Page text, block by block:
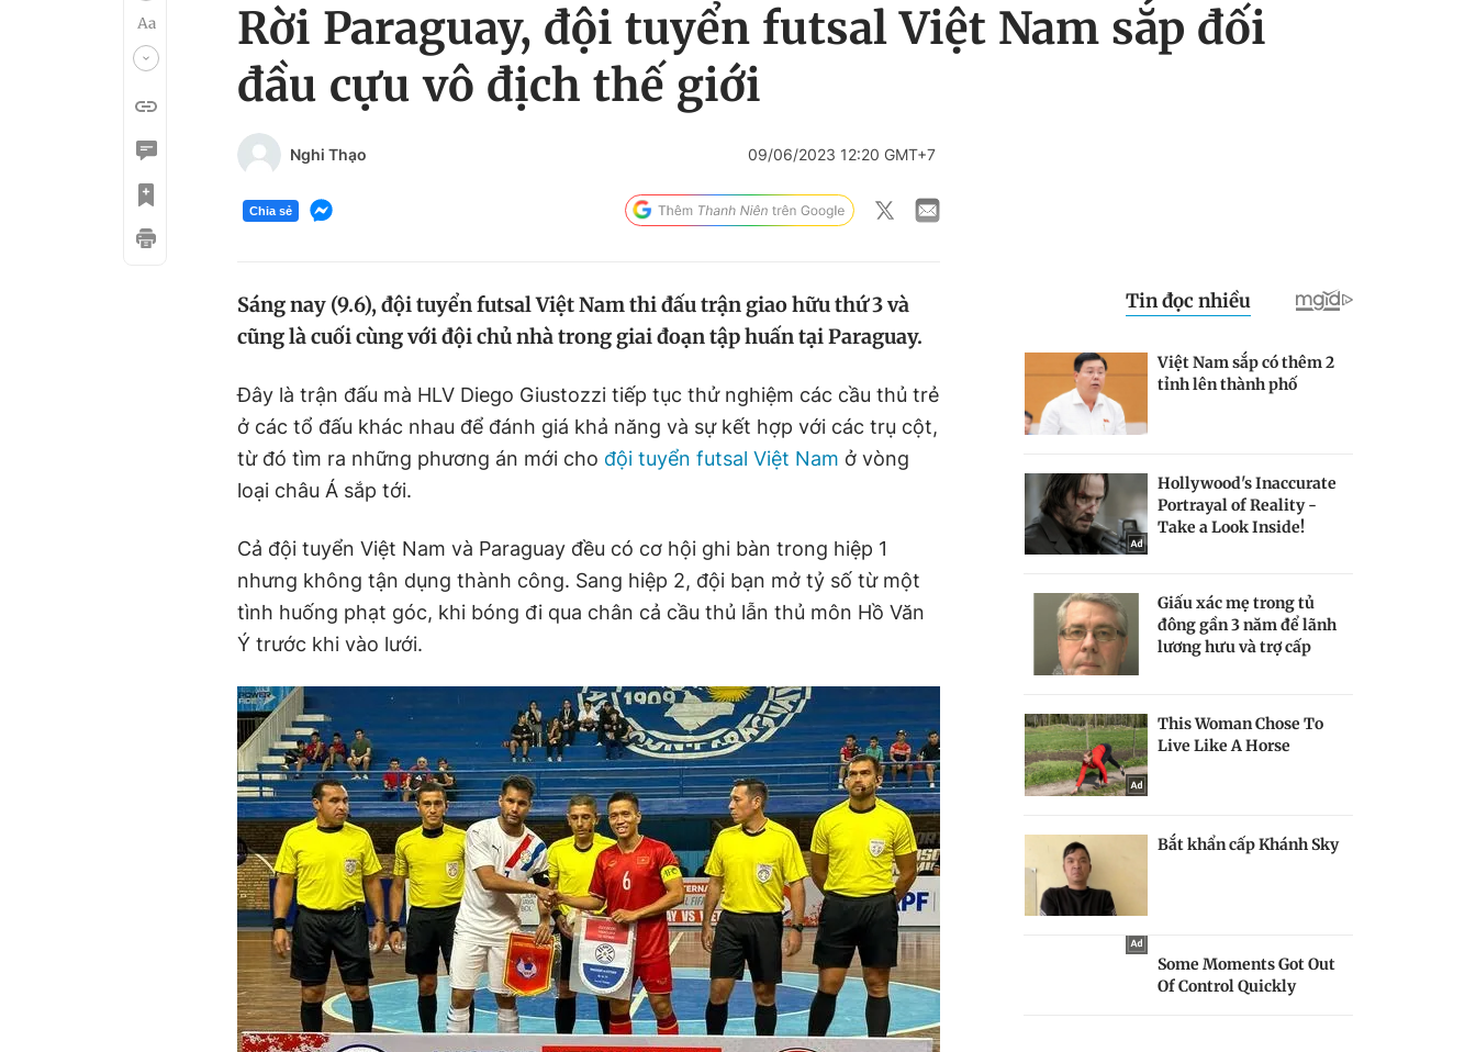
Rời Paraguay, đội tuyển futsal Việt Nam sắp đối
đầu cựu vô địch thế giới
Nghi Thạo 09/06/2023 12:20 GMT+7
Chia sẻ
Sáng nay (9.6), đội tuyển futsal Việt Nam thi đấu trận giao hữu thứ 3 và
cũng là cuối cùng với đội chủ nhà trong giai đoạn tập huấn tại Paraguay.
Đây là trận đấu mà HLV Diego Giustozzi tiếp tục thử nghiệm các cầu thủ trẻ
ở các tổ đấu khác nhau để đánh giá khả năng và sự kết hợp với các trụ cột,
từ đó tìm ra những phương án mới cho đội tuyển futsal Việt Nam ở vòng
loại châu Á sắp tới.
Cả đội tuyển Việt Nam và Paraguay đều có cơ hội ghi bàn trong hiệp 1
nhưng không tận dụng thành công. Sang hiệp 2, đội bạn mở tỷ số từ một
tình huống phạt góc, khi bóng đi qua chân cả cầu thủ lẫn thủ môn Hồ Văn
Ý trước khi vào lưới.